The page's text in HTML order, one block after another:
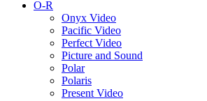
O-R
Onyx Video
Pacific Video
Perfect Video
Picture and Sound
Polar
Polaris
Present Video